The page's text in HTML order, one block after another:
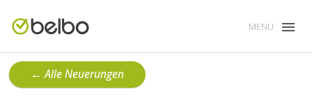
MENÜ
← Alle Neuerungen